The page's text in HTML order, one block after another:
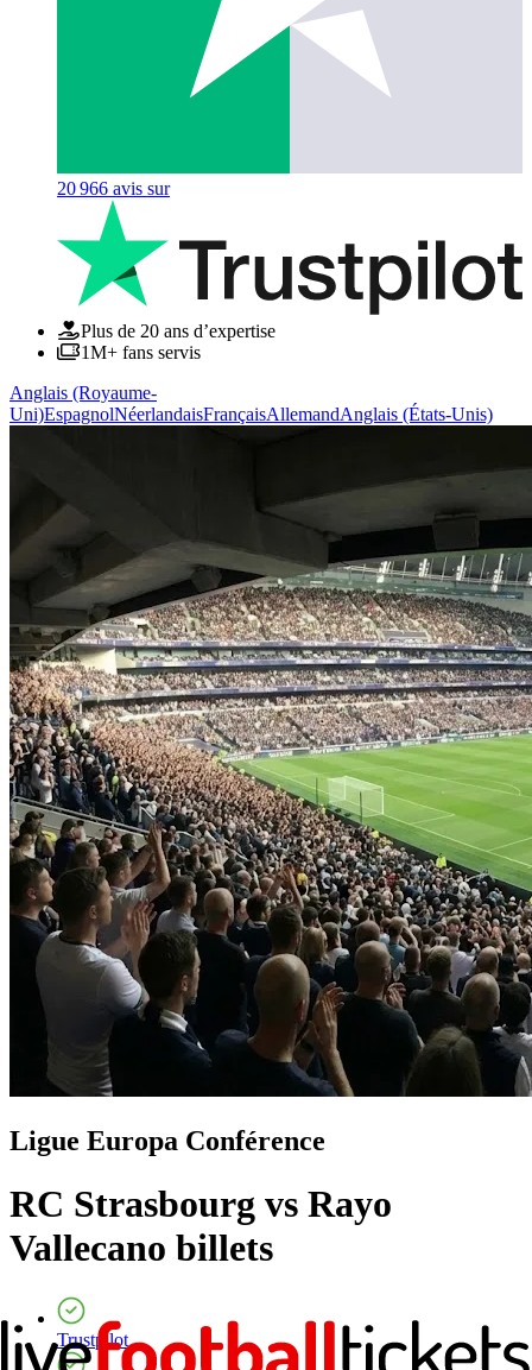
20 966 avis sur
Plus de 20 ans d’expertise
1M+ fans servis
Anglais (Royaume-
Uni)EspagnolNéerlandaisFrançaisAllemandAnglais (États-Unis)
Ligue Europa Conférence
RC Strasbourg vs Rayo
Vallecano billets
Trustpilot